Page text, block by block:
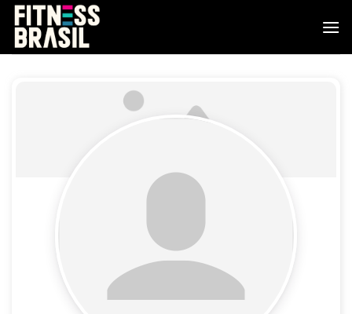
Skip
content